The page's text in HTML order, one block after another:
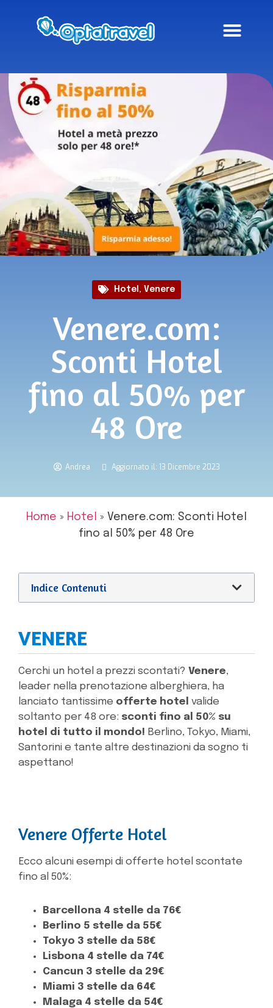
Hotel , Venere
Venere.com:
Sconti Hotel
fino al 50% per
48 Ore
Andrea Aggiornato il: 13 Dicembre 2023
Home » Hotel » Venere.com: Sconti Hotel
fino al 50% per 48 Ore
Indice Contenuti
VENERE
Cerchi un hotel a prezzi scontati? Venere,
leader nella prenotazione alberghiera, ha
lanciato tantissime offerte hotel valide
soltanto per 48 ore: sconti fino al 50% su
hotel di tutto il mondo! Berlino, Tokyo, Miami,
Santorini e tante altre destinazioni da sogno ti
aspettano!
Venere Offerte Hotel
Ecco alcuni esempi di offerte hotel scontate
fino al 50%:
Barcellona 4 stelle da 76€
Berlino 5 stelle da 55€
Tokyo 3 stelle da 58€
Lisbona 4 stelle da 74€
Cancun 3 stelle da 29€
Miami 3 stelle da 64€
Malaga 4 stelle da 54€